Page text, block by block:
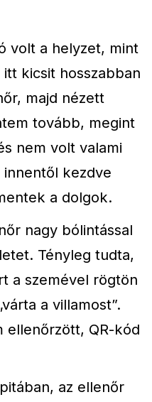
volt a helyzet, mint
kicsit hosszabban
majd nézett
tovább, megint
nem volt valami
kezdve
a dolgok.
nagy bólintással
Tényleg tudta,
a szemével rögtön
a villamost”.
ellenőrzött, QR-kód
az ellenőr